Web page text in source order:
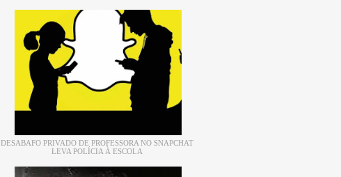
DESABAFO PRIVADO DE PROFESSORA NO SNAPCHAT
LEVA POLÍCIA À ESCOLA